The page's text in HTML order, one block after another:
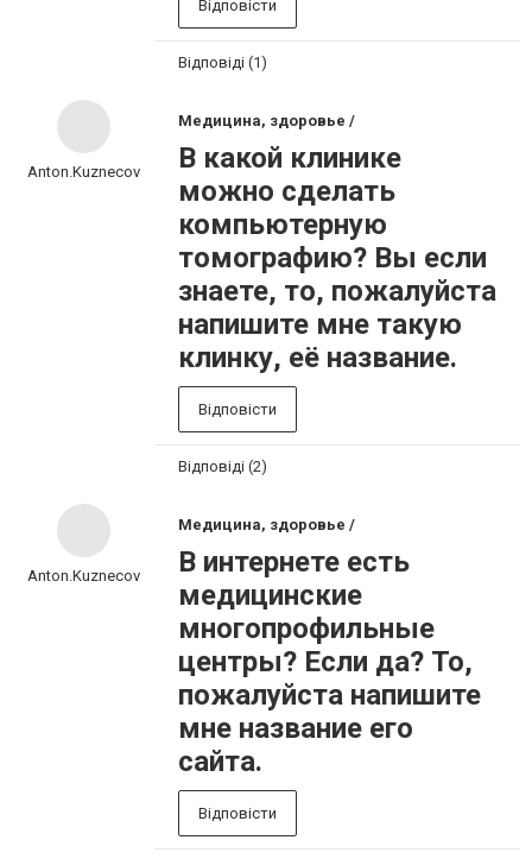
Відповісти
Відповіді (1)
Anton.Kuznecov
Медицина, здоровье /
В какой клинике
можно сделать
компьютерную
томографию? Вы если
знаете, то, пожалуйста
напишите мне такую
клинку, её название.
Відповісти
Відповіді (2)
Anton.Kuznecov
Медицина, здоровье /
В интернете есть
медицинские
многопрофильные
центры? Если да? То,
пожалуйста напишите
мне название его
сайта.
Відповісти